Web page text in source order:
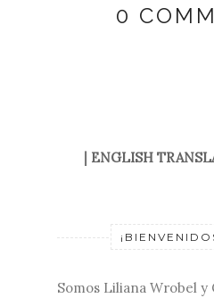
0
| ENGLISH
Somos Liliana Wrobel y